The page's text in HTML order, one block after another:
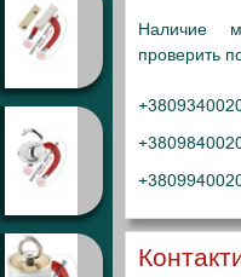
Наличие
проверить